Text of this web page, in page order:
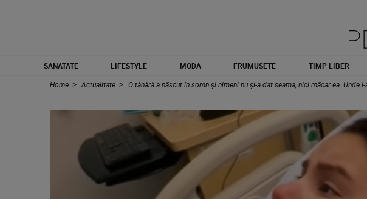
SANATATE LIFESTYLE MODA FRUMUSETE TIMP LIBER
Home
Actualitate O tânără a născut în somn și nimeni nu și-a dat seama, nici măcar ea.